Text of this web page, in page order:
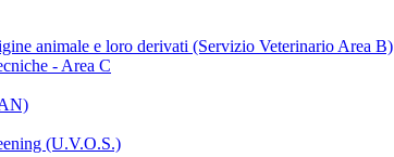
animale e loro derivati (Servizio Veterinario Area B)
- Area C
(U.V.O.S.)